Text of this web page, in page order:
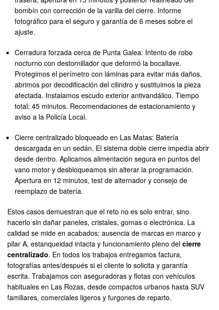
bombín con corrección de la varilla del cierre. Informe
fotográfico para el seguro y garantía de 6 meses sobre el
ajuste.
Cerradura forzada cerca de Punta Galea: Intento de robo
nocturno con destornillador que deformó la bocallave.
Protegimos el perímetro con láminas para evitar más daños,
abrimos por decodificación del cilindro y sustituimos la pieza
afectada. Instalamos escudo exterior antivandálico. Tiempo
total: 45 minutos. Recomendaciones de estacionamiento y
aviso a la Policía Local.
Cierre centralizado bloqueado en Las Matas: Batería
descargada en un sedán. El sistema doble cierre impedía abrir
desde dentro. Aplicamos alimentación segura en puntos del
vano motor y desbloqueamos sin alterar la programación.
Apertura en 12 minutos, test de alternador y consejo de
reemplazo de batería.
Estos casos demuestran que el reto no es solo entrar, sino
hacerlo sin dañar paneles, cristales, gomas o electrónica. La
calidad se mide en acabados: ausencia de marcas en marco y
pilar A, estanqueidad intacta y funcionamiento pleno del cierre
centralizado. En todos los trabajos entregamos factura,
fotografías antes/después si el cliente lo solicita y garantía
escrita. Trabajamos con aseguradoras y flotas con vehículos
habituales en Las Rozas, desde compactos urbanos hasta SUV
familiares, comerciales ligeros y furgones de reparto.